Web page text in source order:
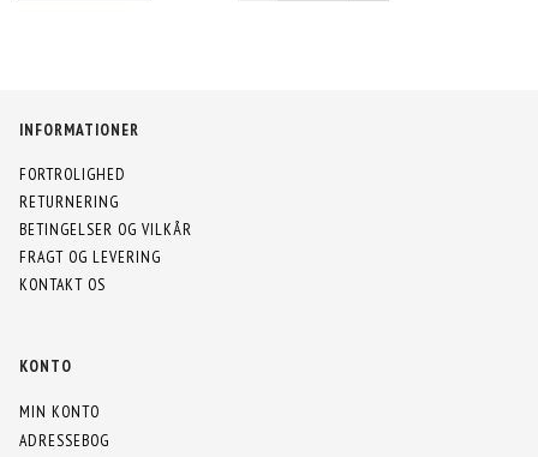
INFORMATIONER
FORTROLIGHED
RETURNERING
BETINGELSER OG VILKÅR
FRAGT OG LEVERING
KONTAKT OS
KONTO
MIN KONTO
ADRESSEBOG